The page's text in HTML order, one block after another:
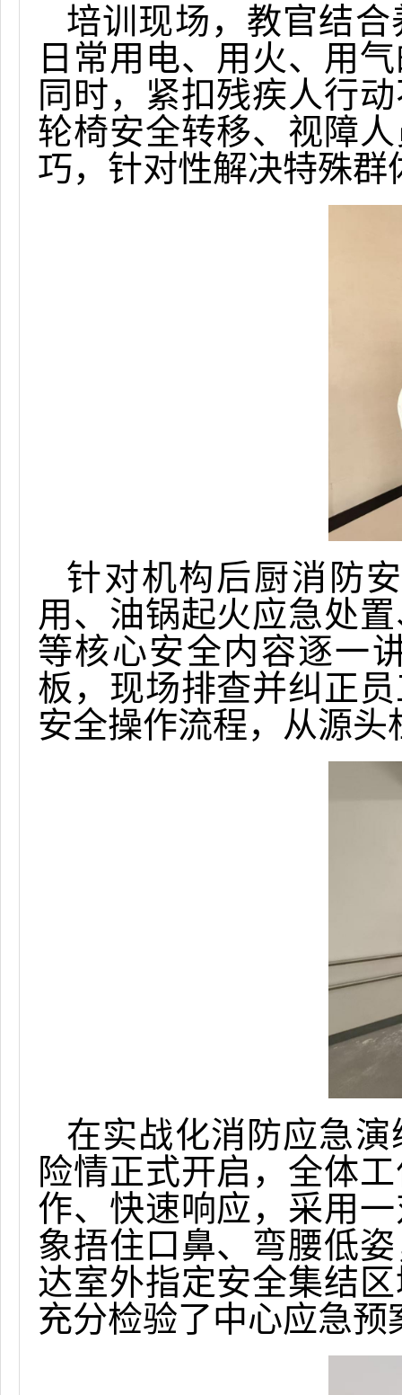
培训现场，教官结合
日常用电、用火、用
同时，紧扣残疾人行
轮椅安全转移、视障
巧，针对性解决特殊群
针对机构后厨消防
用、油锅起火应急处
等核心安全内容逐一
板，现场排查并纠正
安全操作流程，从源
在实战化消防应急演
险情正式开启，全体
作、快速响应，采用
象捂住口鼻、弯腰低
达室外指定安全集结
充分检验了中心应急